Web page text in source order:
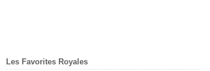
Les Favorites Royales